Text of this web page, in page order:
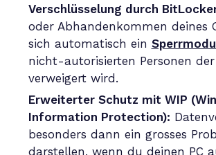
Verschlüsselung durch
oder Abhandenkommen deines
sich automatisch ein
nicht-autorisierten Personen
verweigert wird.
Erweiterter Schutz mit WIP
Information Protection):
besonders dann ein grosses
darstellen, wenn du deinen PC